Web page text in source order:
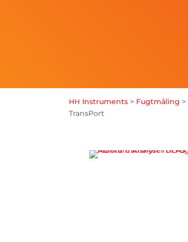
HH Instruments > Fugtmåling >
TransPort